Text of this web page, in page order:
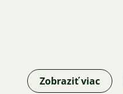
Zobraziť viac